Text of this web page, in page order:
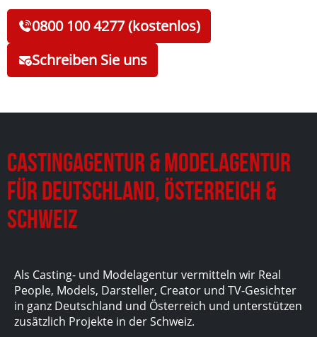
0800 100 4277 (kostenlos)
Schreiben Sie uns
Castingagentur & Modelagentur
für Deutschland, Österreich &
Schweiz
Als Casting- und Modelagentur vermitteln wir Real
People, Models, Darsteller, Creator und TV-Gesichter
in ganz Deutschland und Österreich und unterstützen
zusätzlich Projekte in der Schweiz.